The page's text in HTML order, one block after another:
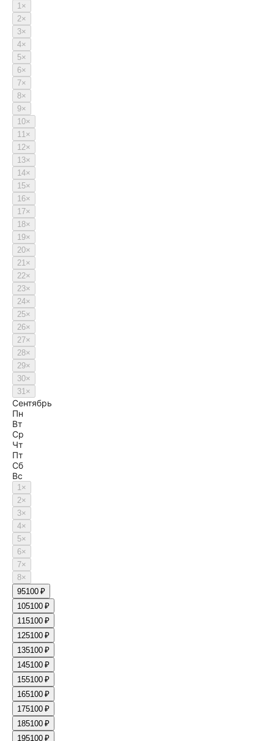
1×
2×
3×
4×
5×
6×
7×
8×
9×
10×
11×
12×
13×
14×
15×
16×
17×
18×
19×
20×
21×
22×
23×
24×
25×
26×
27×
28×
29×
30×
31×
Сентябрь
Пн
Вт
Ср
Чт
Пт
Сб
Вс
1×
2×
3×
4×
5×
6×
7×
8×
95100 ₽
105100 ₽
115100 ₽
125100 ₽
135100 ₽
145100 ₽
155100 ₽
165100 ₽
175100 ₽
185100 ₽
195100 ₽